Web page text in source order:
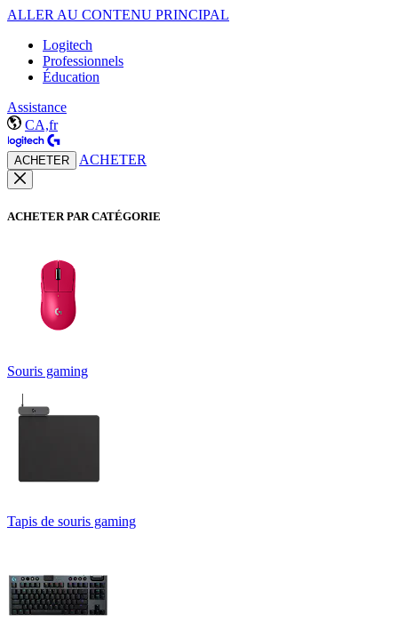
ALLER AU CONTENU PRINCIPAL
Logitech
Professionnels
Éducation
Assistance
CA,fr
ACHETER ACHETER
ACHETER PAR CATÉGORIE
Souris gaming
Tapis de souris gaming